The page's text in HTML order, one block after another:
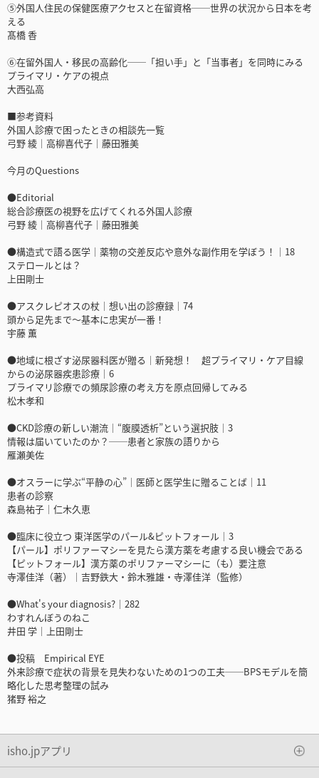
⑤外国人住民の保健医療アクセスと在留資格──世界の状況から日本を考
える
髙橋 香
⑥在留外国人・移民の高齢化──「担い手」と「当事者」を同時にみる
プライマリ・ケアの視点
大西弘高
■参考資料
外国人診療で困ったときの相談先一覧
弓野 綾｜高柳喜代子｜藤田雅美
今月のQuestions
●Editorial
総合診療医の視野を広げてくれる外国人診療
弓野 綾｜高柳喜代子｜藤田雅美
●構造式で語る医学｜薬物の交差反応や意外な副作用を学ぼう！｜18
ステロールとは？
上田剛士
●アスクレピオスの杖｜想い出の診療録｜74
頭から足先まで～基本に忠実が一番！
宇藤 薫
●地域に根ざす泌尿器科医が贈る｜新発想！ 超プライマリ・ケア目線
からの泌尿器疾患診療｜6
プライマリ診療での頻尿診療の考え方を原点回帰してみる
松木孝和
●CKD診療の新しい潮流｜“腹膜透析”という選択肢｜3
情報は届いていたのか？──患者と家族の語りから
雁瀬美佐
●オスラーに学ぶ“平静の心”｜医師と医学生に贈ることば｜11
患者の診察
森島祐子｜仁木久恵
●臨床に役立つ 東洋医学のパール&ピットフォール｜3
【パール】ポリファーマシーを見たら漢方薬を考慮する良い機会である
【ピットフォール】漢方薬のポリファーマシーに（も）要注意
寺澤佳洋（著）｜吉野鉄大・鈴木雅雄・寺澤佳洋（監修）
●What's your diagnosis?｜282
わすれんぼうのねこ
井田 学｜上田剛士
●投稿 Empirical EYE
外来診療で症状の背景を見失わないための1つの工夫──BPSモデルを簡
略化した思考整理の試み
猪野 裕之
isho.jpアプリ